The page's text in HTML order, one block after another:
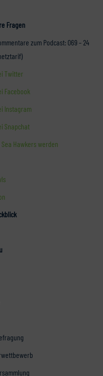
Fragen
zum Podcast: 069 – 24
Twitter
Facebook
Instagram
Snapchat
Hawkers werden